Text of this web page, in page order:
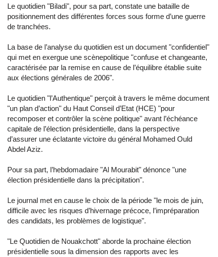
Le quotidien "Biladi", pour sa part, constate une bataille de
positionnement des différentes forces sous forme d’une guerre
de tranchées.
La base de l’analyse du quotidien est un document "confidentiel"
qui met en exergue une scènepolitique "confuse et changeante,
caractérisée par la remise en cause de l’équilibre établie suite
aux élections générales de 2006".
Le quotidien "l’Authentique" perçoit à travers le même document
"un plan d’action" du Haut Conseil d’Etat (HCE) "pour
recomposer et contrôler la scène politique" avant l’échéance
capitale de l’élection présidentielle, dans la perspective
d’assurer une éclatante victoire du général Mohamed Ould
Abdel Aziz.
Pour sa part, l’hebdomadaire "Al Mourabit" dénonce "une
élection présidentielle dans la précipitation".
Le journal met en cause le choix de la période "le mois de juin,
difficile avec les risques d’hivernage précoce, l’impréparation
des candidats, les problèmes de logistique".
"Le Quotidien de Nouakchott" aborde la prochaine élection
présidentielle sous la dimension des rapports avec les